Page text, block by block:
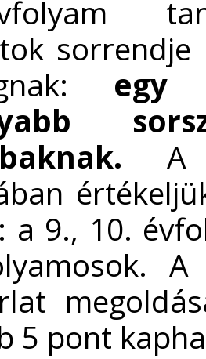
sorrendje
egy
a 9., 10.
5 pont